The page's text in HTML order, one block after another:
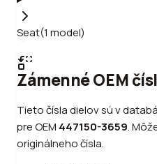
Seat(1 model)
Zámenné OEM
Tieto čísla dielov sú v
pre OEM 447150-3659.
originálneho čísla.